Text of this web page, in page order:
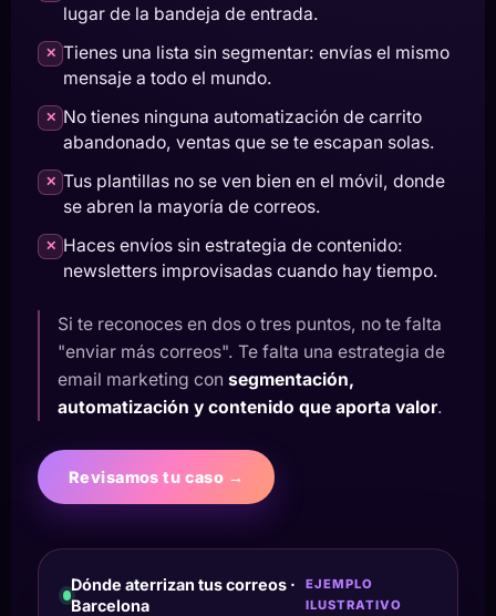
lugar de la bandeja de entrada.
✕ Tienes una lista sin segmentar: envías el mismo
mensaje a todo el mundo.
✕ No tienes ninguna automatización de carrito
abandonado, ventas que se te escapan solas.
✕ Tus plantillas no se ven bien en el móvil, donde
se abren la mayoría de correos.
✕ Haces envíos sin estrategia de contenido:
newsletters improvisadas cuando hay tiempo.
Si te reconoces en dos o tres puntos, no te falta
"enviar más correos". Te falta una estrategia de
email marketing con segmentación,
automatización y contenido que aporta valor.
Revisamos tu caso →
Dónde aterrizan tus correos ·
Barcelona
EJEMPLO
ILUSTRATIVO